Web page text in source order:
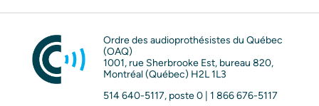
Ordre des audioprothésistes du Québec
(OAQ)
1001, rue Sherbrooke Est, bureau 820,
Montréal (Québec) H2L 1L3
514 640-5117, poste 0 | 1 866 676-5117